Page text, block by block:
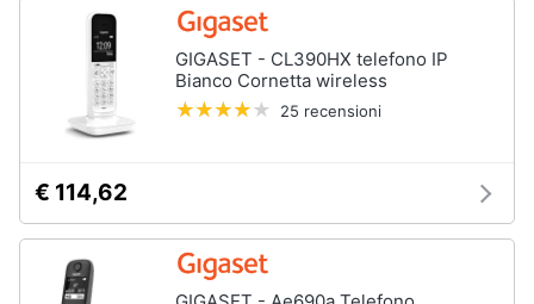
GIGASET - CL390HX telefono IP
Bianco Cornetta wireless
25 recensioni
€ 114,62